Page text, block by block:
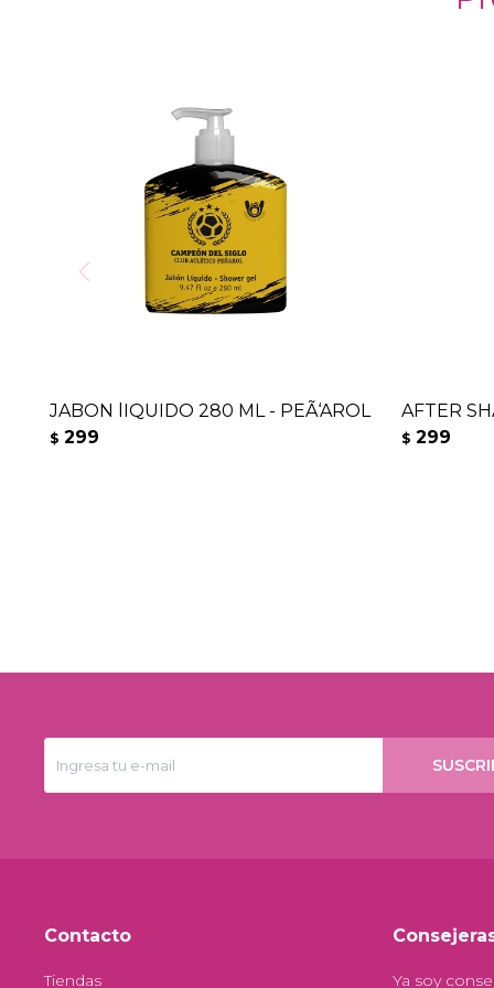
JABON lIQUIDO 280 ML - PEÃ‘AROL
$ 299
AFTER
$ 299
Contacto
Tiendas Ya soy